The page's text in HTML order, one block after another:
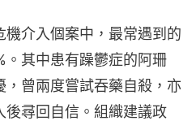
介入個案中，最常遇到的
其中患有躁鬱症的阿珊
，曾兩度嘗試吞藥自殺，亦
後尋回自信。組織建議政